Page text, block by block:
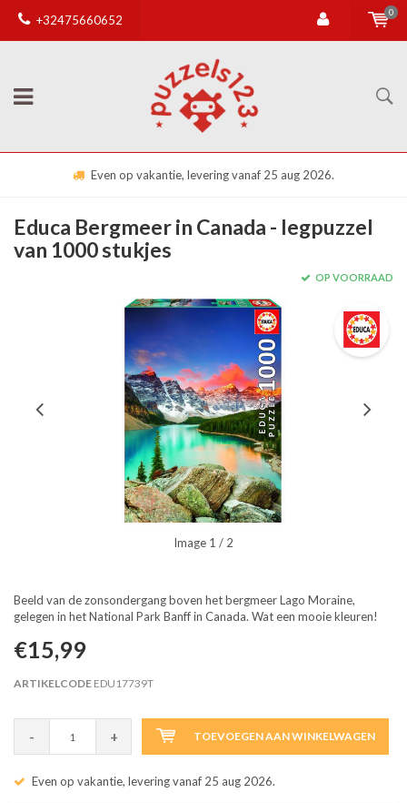
+32475660652
0
Even op vakantie, levering vanaf 25 aug 2026.
Educa Bergmeer in Canada - legpuzzel
van 1000 stukjes
OP VOORRAAD
Image 1 / 2
Beeld van de zonsondergang boven het bergmeer Lago Moraine,
gelegen in het National Park Banff in Canada. Wat een mooie kleuren!
€15,99
ARTIKELCODE EDU17739T
- + TOEVOEGEN AAN WINKELWAGEN
Even op vakantie, levering vanaf 25 aug 2026.